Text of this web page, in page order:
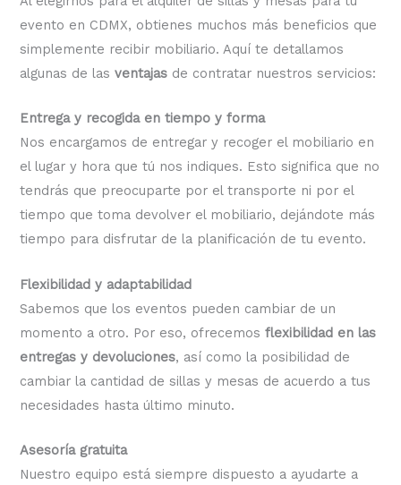
evento en CDMX, obtienes muchos más beneficios que
simplemente recibir mobiliario. Aquí te detallamos
algunas de lasventajas de contratar nuestros servicios:
Entrega y recogida en tiempo y forma
Nos encargamos de entregar y recoger el mobiliario en
el lugar y hora que tú nos indiques. Esto significa que no
tendrás que preocuparte por el transporte ni por el
tiempo que toma devolver el mobiliario, dejándote más
tiempo para disfrutar de la planificación de tu evento.
Flexibilidad y adaptabilidad
Sabemos que los eventos pueden cambiar de un
momento a otro. Por eso, ofrecemosflexibilidad en las
entregas y devoluciones, así como la posibilidad de
cambiar la cantidad de sillas y mesas de acuerdo a tus
necesidades hasta último minuto.
Asesoría gratuita
Nuestro equipo está siempre dispuesto a ayudarte a